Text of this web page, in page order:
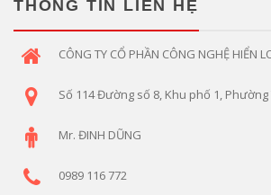
THÔNG TIN LIÊN HỆ
CÔNG TY CỔ PHẦN CÔNG NGHỆ HIỂN
Số 114 Đường số 8, Khu phố 1, Phường
Mr. ĐINH DŨNG
0989 116 772